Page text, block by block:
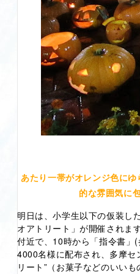
あたり一帯がオレンジ色に
的な雰囲気に
明日は、小学生以下の仮装し
オアトリート」が開催され
付近で、10時から「指令書」
4000名様に配布され、多摩セ
リート”（お菓子などのいい